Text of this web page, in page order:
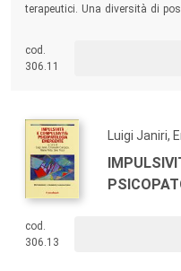
terapeutici. Una diversità di
stessa, e fa parlare di
presenza di due differenti
come patologia psichiatrica
cod.
306.11
Luigi Janiri,
cod.
306.13